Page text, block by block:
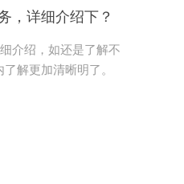
，详细介绍下？
介绍，如还是了解不
解更加清晰明了。